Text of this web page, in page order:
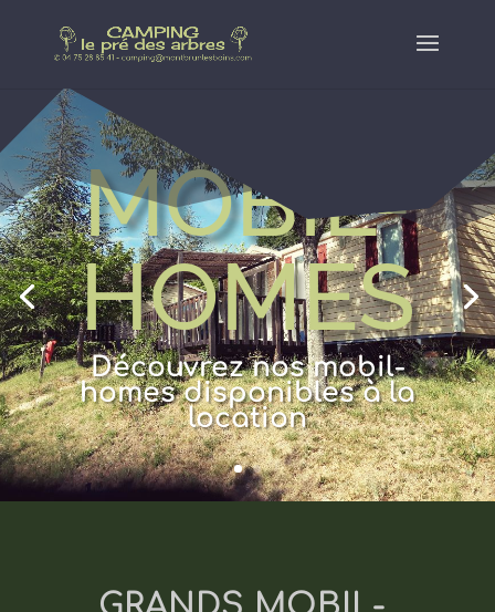
MOBIL-
HOMES
Découvrez nos mobil-
homes disponibles à la
location